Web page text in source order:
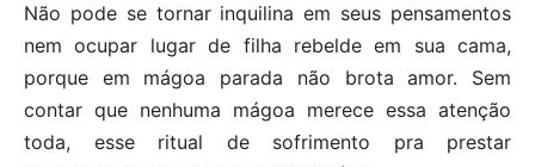
Não pode se tornar inquilina em seus pensamentos
nem ocupar lugar de filha rebelde em sua cama,
porque em mágoa parada não brota amor. Sem
contar que nenhuma mágoa merece essa atenção
toda, esse ritual de sofrimento pra prestar